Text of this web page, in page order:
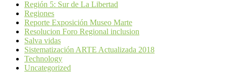
Región 5: Sur de La Libertad
Regiones
Reporte Exposición Museo Marte
Resolucion Foro Regional inclusion
Salva vidas
Sistematización ARTE Actualizada 2018
Technology
Uncategorized